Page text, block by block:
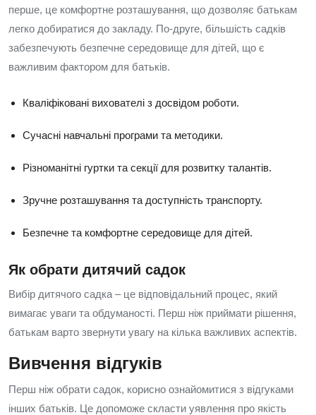
перше, це комфортне розташування, що дозволяє батькам
легко добиратися до закладу. По-друге, більшість садків
забезпечують безпечне середовище для дітей, що є
важливим фактором для батьків.
Кваліфіковані вихователі з досвідом роботи.
Сучасні навчальні програми та методики.
Різноманітні гуртки та секції для розвитку талантів.
Зручне розташування та доступність транспорту.
Безпечне та комфортне середовище для дітей.
Як обрати дитячий садок
Вибір дитячого садка – це відповідальний процес, який
вимагає уваги та обдуманості. Перш ніж приймати рішення,
батькам варто звернути увагу на кілька важливих аспектів.
Вивчення відгуків
Перш ніж обрати садок, корисно ознайомитися з відгуками
інших батьків. Це допоможе скласти уявлення про якість